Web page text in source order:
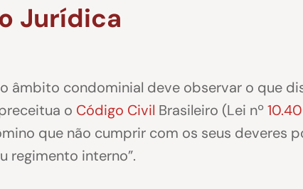
Jurídica
âmbito condominial deve observar o que
o Código Civil Brasileiro (Lei nº
que não cumprir com os seus deveres
regimento interno”.